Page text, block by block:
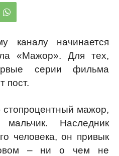
каналу начинается
«Мажор». Для тех,
серии фильма
пост.
стопроцентный мажор,
Наследник
человека, он привык
– ни о чем не